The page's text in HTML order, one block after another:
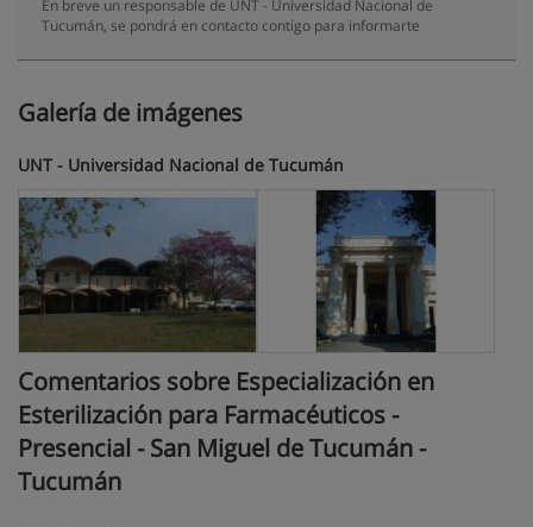
En breve un responsable de UNT - Universidad Nacional de
Tucumán, se pondrá en contacto contigo para informarte
Galería de imágenes
UNT - Universidad Nacional de Tucumán
Comentarios sobre Especialización en
Esterilización para Farmacéuticos -
Presencial - San Miguel de Tucumán -
Tucumán